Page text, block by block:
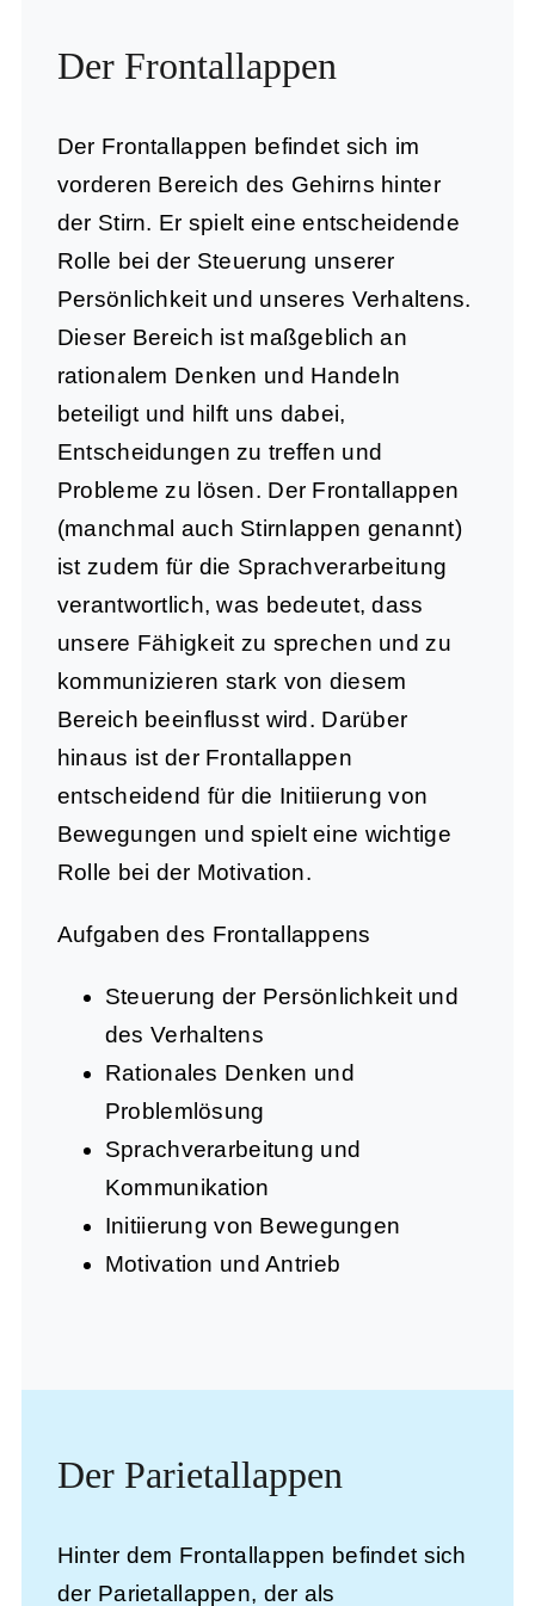
Der Frontallappen
Der Frontallappen befindet sich im
vorderen Bereich des Gehirns hinter
der Stirn. Er spielt eine entscheidende
Rolle bei der Steuerung unserer
Persönlichkeit und unseres Verhaltens.
Dieser Bereich ist maßgeblich an
rationalem Denken und Handeln
beteiligt und hilft uns dabei,
Entscheidungen zu treffen und
Probleme zu lösen. Der Frontallappen
(manchmal auch Stirnlappen genannt)
ist zudem für die Sprachverarbeitung
verantwortlich, was bedeutet, dass
unsere Fähigkeit zu sprechen und zu
kommunizieren stark von diesem
Bereich beeinflusst wird. Darüber
hinaus ist der Frontallappen
entscheidend für die Initiierung von
Bewegungen und spielt eine wichtige
Rolle bei der Motivation.
Aufgaben des Frontallappens
Steuerung der Persönlichkeit und
des Verhaltens
Rationales Denken und
Problemlösung
Sprachverarbeitung und
Kommunikation
Initiierung von Bewegungen
Motivation und Antrieb
Der Parietallappen
Hinter dem Frontallappen befindet sich
der Parietallappen, der als